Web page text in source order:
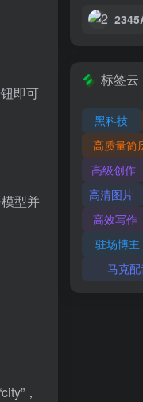
即可
型并
，
标签云
黑科技
高质量简
高级创作
高清图片
高效写作
驻场博主
马克配